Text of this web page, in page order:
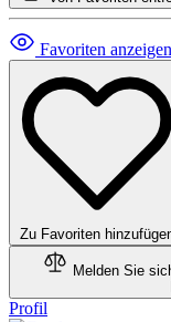
Favoriten anzeigen
Zu Favoriten
Melden Sie
Profil